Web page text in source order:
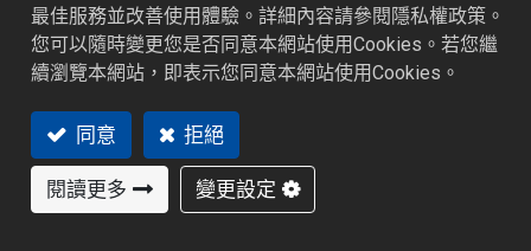
特色功能
最佳服務並改善使用體驗。詳細內容請參閱隱私權政策。
您可以隨時變更您是否同意本網站使用Cookies。若您繼
續瀏覽本網站，即表示您同意本網站使用Cookies。
同意 拒絕
閱讀更多 變更設定